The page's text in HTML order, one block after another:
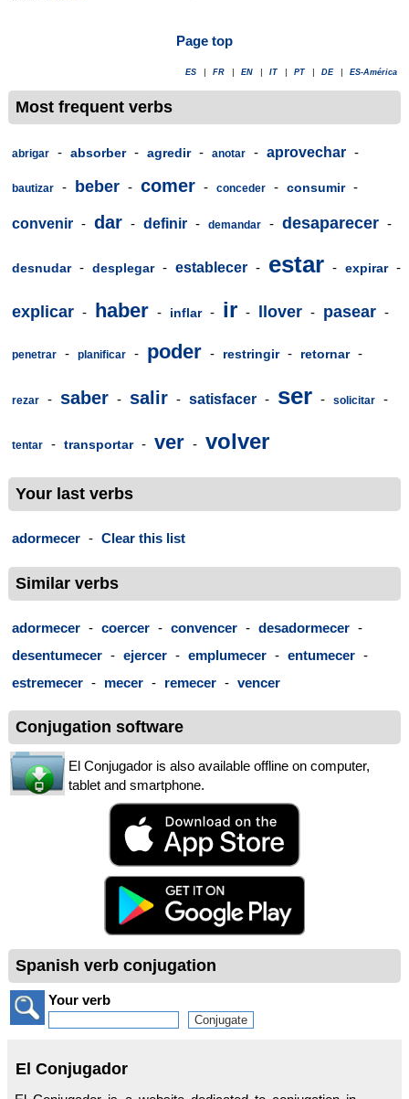
Page top
ES FR EN IT PT DE ES-América
Most frequent verbs
abrigar - absorber - agredir - anotar - aprovechar -
bautizar - beber - comer - conceder - consumir -
convenir - dar - definir - demandar - desaparecer -
desnudar - desplegar - establecer - estar - expirar -
explicar - haber - inflar - ir - llover - pasear -
penetrar - planificar - poder - restringir - retornar -
rezar - saber - salir - satisfacer - ser - solicitar -
tentar - transportar - ver - volver
Your last verbs
adormecer - Clear this list
Similar verbs
adormecer - coercer - convencer - desadormecer -
desentumecer - ejercer - emplumecer - entumecer -
estremecer - mecer - remecer - vencer
Conjugation software
El Conjugador is also available offline on computer,
tablet and smartphone.
Spanish verb conjugation
Your verb
El Conjugador